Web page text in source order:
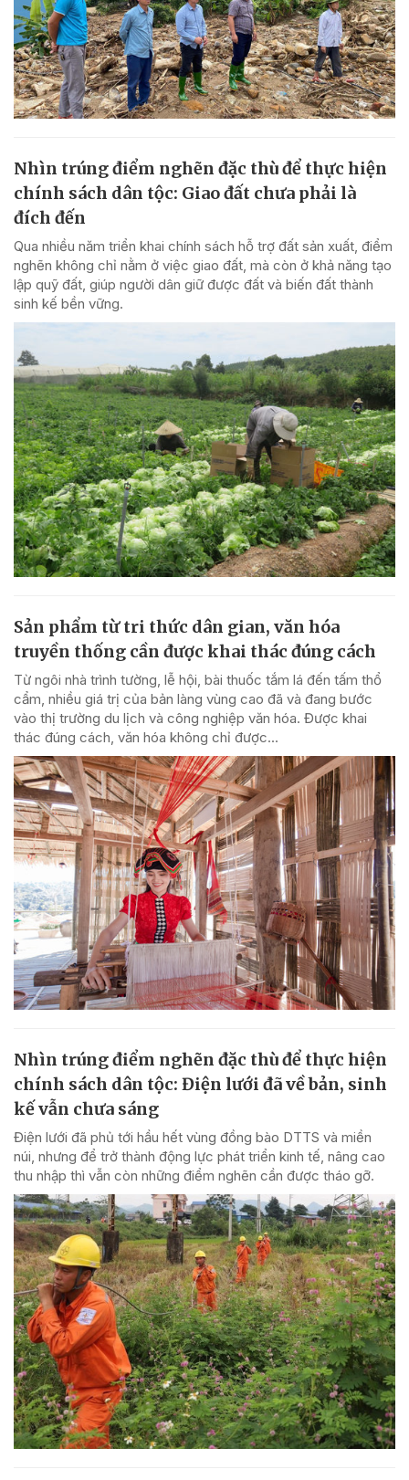
Nhìn trúng điểm nghẽn đặc thù để thực hiện
chính sách dân tộc: Giao đất chưa phải là
đích đến
Qua nhiều năm triển khai chính sách hỗ trợ đất sản xuất, điểm
nghẽn không chỉ nằm ở việc giao đất, mà còn ở khả năng tạo
lập quỹ đất, giúp người dân giữ được đất và biến đất thành
sinh kế bền vững.
Sản phẩm từ tri thức dân gian, văn hóa
truyền thống cần được khai thác đúng cách
Từ ngôi nhà trình tường, lễ hội, bài thuốc tắm lá đến tấm thổ
cẩm, nhiều giá trị của bản làng vùng cao đã và đang bước
vào thị trường du lịch và công nghiệp văn hóa. Được khai
thác đúng cách, văn hóa không chỉ được...
Nhìn trúng điểm nghẽn đặc thù để thực hiện
chính sách dân tộc: Điện lưới đã về bản, sinh
kế vẫn chưa sáng
Điện lưới đã phủ tới hầu hết vùng đồng bào DTTS và miền
núi, nhưng để trở thành động lực phát triển kinh tế, nâng cao
thu nhập thì vẫn còn những điểm nghẽn cần được tháo gỡ.